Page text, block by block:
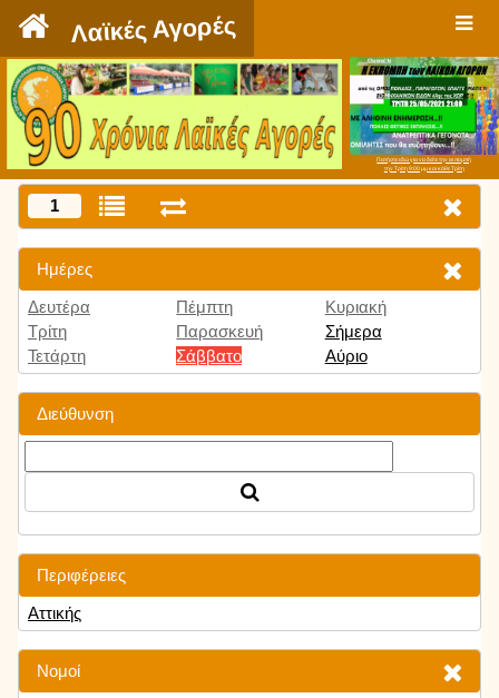
Λαϊκές Αγορές
Πατήστε εδώ για να δείτε την εκπομπή
την Τρίτη 9:00 μμ και κάθε Τρίτη
1
Ημέρες
Δευτέρα
Τρίτη
Τετάρτη
Πέμπτη
Παρασκευή
Σάββατο
Κυριακή
Σήμερα
Αύριο
Διεύθυνση
Περιφέρειες
Αττικής
Νομοί